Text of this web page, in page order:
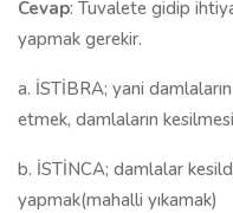
Cevap: Tuvalete gidip
yapmak gerekir.
a. İSTİBRA; yani
etmek, damlaların
b. İSTİNCA; damlalar
yapmak(mahalli yıkamak)